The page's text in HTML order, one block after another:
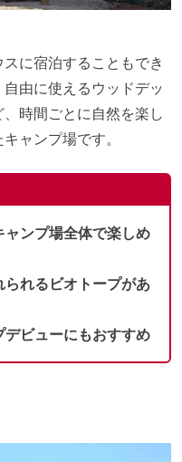
に宿泊することもでき
由に使えるウッドデッ
時間ごとに自然を楽し
ャンプ場です。
ンプ場全体で楽しめ
れるビオトープがあ
ビューにもおすすめ